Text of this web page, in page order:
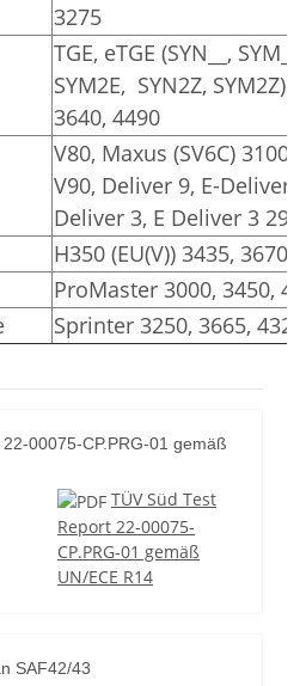
3275
TGE, eTGE (SYN__,
SYM2E, SYN2Z, SYM2Z)
3640, 4490
V80, Maxus (SV6C) 3100,
V90, Deliver 9, E-Deliver
Deliver 3, E Deliver 3
H350 (EU(V)) 3435, 3670
ProMaster 3000, 3450,
Sprinter 3250, 3665, 4325
00075-CP.PRG-01 gemäß
TÜV Süd Test
Report 22-00075-
CP.PRG-01 gemäß
UN/ECE R14
SAF42/43